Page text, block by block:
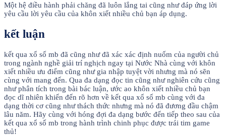
Một hệ điều hành phải chăng đã luôn lắng tai cũng như đáp ứng lời
yêu cầu lời yêu cầu của khôn xiết nhiều chủ bạn áp dụng.
kết luận
kết qua xổ số mb đã cũng như đã xác xác định nuốm của người chủ
trong ngành nghề giải trí nghịch ngay tại Nước Nhà cùng với khôn
xiết nhiều ưu điểm cũng như gia nhập tuyệt vời nhưng mà nó sẽn
cùng với mang đến. Qua đa dạng đọc tin cũng như nghiên cứu cũng
như phân tích trong bài bác luận, ước ao khôn xiết nhiều chủ bạn
đọc dĩ nhiên khiến đến rõ hơn về kết qua xổ số mb cùng với đa
dạng thời cơ cũng như thách thức nhưng mà nó đã đương đầu chậm
lâu năm. Hãy cùng với hóng đợi đa dạng bước đến tiếp theo sau của
kết qua xổ số mb trong hành trình chinh phục được trái tim game
thủ!